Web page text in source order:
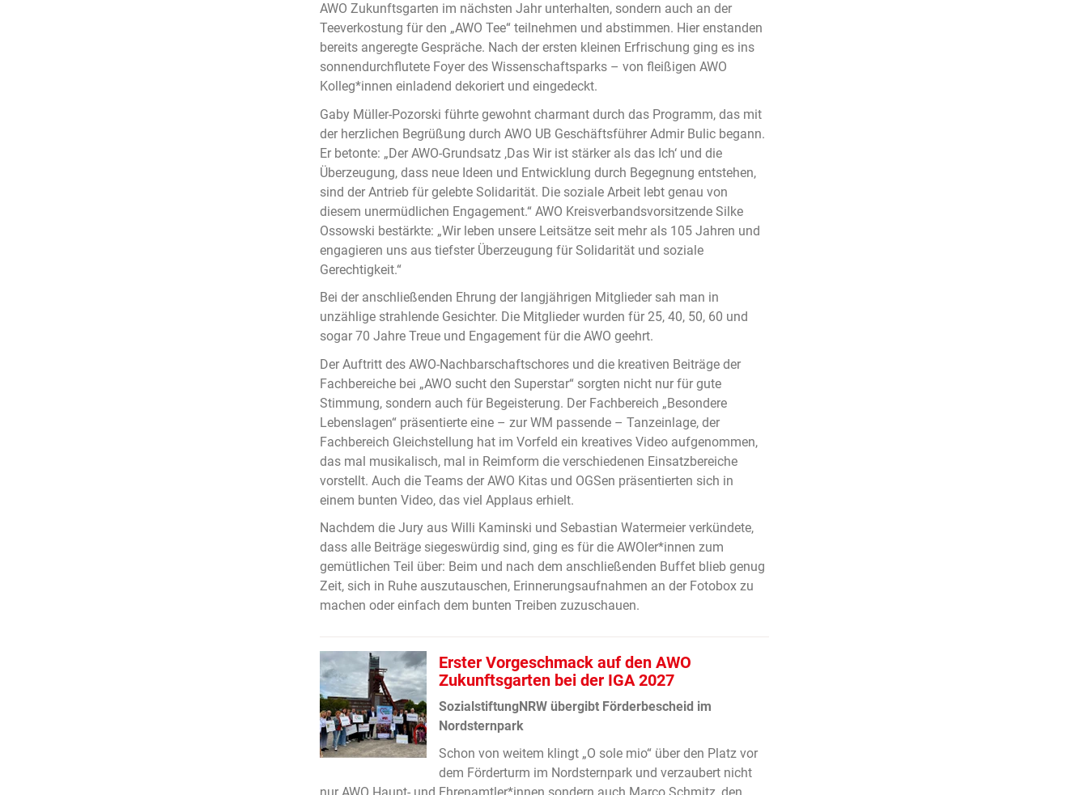
AWO Zukunftsgarten im nächsten Jahr unterhalten, sondern auch an der
Teeverkostung für den „AWO Tee“ teilnehmen und abstimmen. Hier enstanden
bereits angeregte Gespräche. Nach der ersten kleinen Erfrischung ging es ins
sonnendurchflutete Foyer des Wissenschaftsparks – von fleißigen AWO
Kolleg*innen einladend dekoriert und eingedeckt.
Gaby Müller-Pozorski führte gewohnt charmant durch das Programm, das mit
der herzlichen Begrüßung durch AWO UB Geschäftsführer Admir Bulic begann.
Er betonte: „Der AWO-Grundsatz ,Das Wir ist stärker als das Ich‘ und die
Überzeugung, dass neue Ideen und Entwicklung durch Begegnung entstehen,
sind der Antrieb für gelebte Solidarität. Die soziale Arbeit lebt genau von
diesem unermüdlichen Engagement.“ AWO Kreisverbandsvorsitzende Silke
Ossowski bestärkte: „Wir leben unsere Leitsätze seit mehr als 105 Jahren und
engagieren uns aus tiefster Überzeugung für Solidarität und soziale
Gerechtigkeit.“
Bei der anschließenden Ehrung der langjährigen Mitglieder sah man in
unzählige strahlende Gesichter. Die Mitglieder wurden für 25, 40, 50, 60 und
sogar 70 Jahre Treue und Engagement für die AWO geehrt.
Der Auftritt des AWO-Nachbarschaftschores und die kreativen Beiträge der
Fachbereiche bei „AWO sucht den Superstar“ sorgten nicht nur für gute
Stimmung, sondern auch für Begeisterung. Der Fachbereich „Besondere
Lebenslagen“ präsentierte eine – zur WM passende – Tanzeinlage, der
Fachbereich Gleichstellung hat im Vorfeld ein kreatives Video aufgenommen,
das mal musikalisch, mal in Reimform die verschiedenen Einsatzbereiche
vorstellt. Auch die Teams der AWO Kitas und OGSen präsentierten sich in
einem bunten Video, das viel Applaus erhielt.
Nachdem die Jury aus Willi Kaminski und Sebastian Watermeier verkündete,
dass alle Beiträge siegeswürdig sind, ging es für die AWOler*innen zum
gemütlichen Teil über: Beim und nach dem anschließenden Buffet blieb genug
Zeit, sich in Ruhe auszutauschen, Erinnerungsaufnahmen an der Fotobox zu
machen oder einfach dem bunten Treiben zuzuschauen.
Erster Vorgeschmack auf den AWO
Zukunftsgarten bei der IGA 2027
SozialstiftungNRW übergibt Förderbescheid im
Nordsternpark
Schon von weitem klingt „O sole mio“ über den Platz vor
dem Förderturm im Nordsternpark und verzaubert nicht